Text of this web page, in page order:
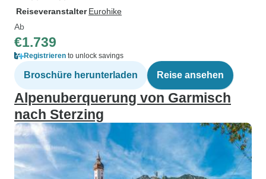
Reiseveranstalter Eurohike
Ab
€1.739
Registrieren to unlock savings
Broschüre herunterladen Reise ansehen
Alpenuberquerung von Garmisch
nach Sterzing